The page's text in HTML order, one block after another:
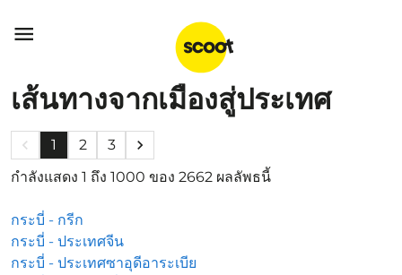

เส้นทางจากเมืองสู่ประเทศ
keyboard_arrow_left 1 2 3 keyboard_arrow_right
กำลังแสดง 1 ถึง 1000 ของ 2662 ผลลัพธนี้
กระบี่ - กรีก
กระบี่ - ประเทศจีน
กระบี่ - ประเทศซาอุดีอาระเบีย